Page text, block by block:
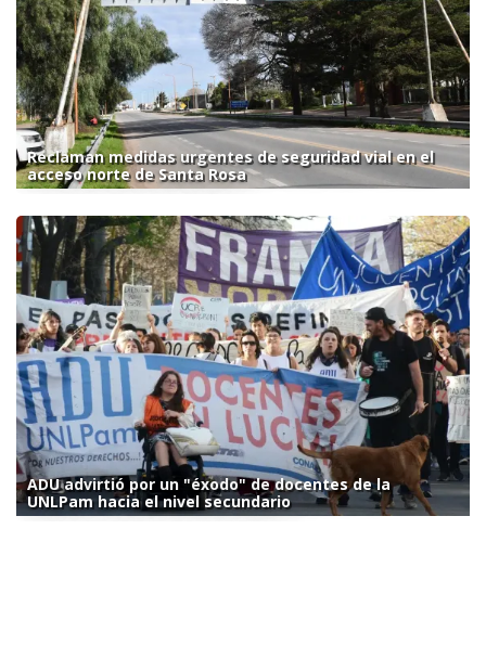
Reclaman medidas urgentes de seguridad vial en el
acceso norte de Santa Rosa
ADU advirtió por un "éxodo" de docentes de la
UNLPam hacia el nivel secundario